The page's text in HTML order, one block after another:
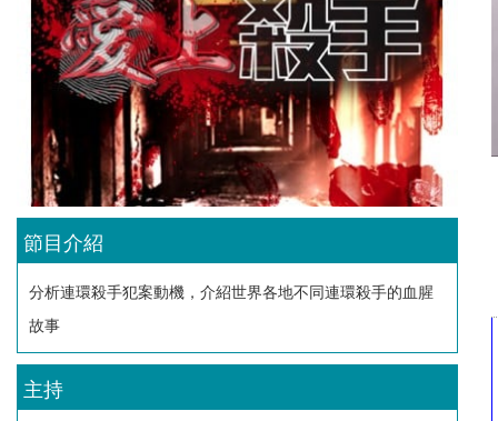
節目介紹
分析連環殺手犯案動機，介紹世界各地不同連環殺手的血腥
故事
主持